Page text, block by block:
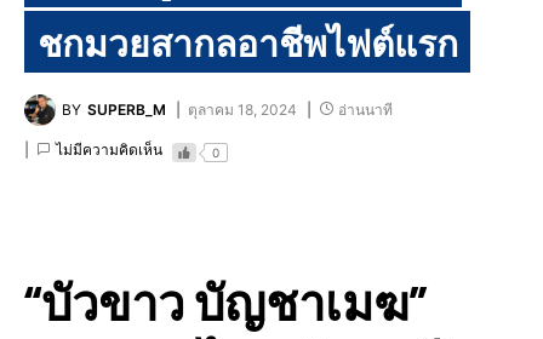
ชกมวยสากลอาชีพไฟต์แรก
BY SUPERB_M ตุลาคม 18, 2024 อ่านนาที
ไม่มีความคิดเห็น 0
“บัวขาว บัญชาเมฆ”